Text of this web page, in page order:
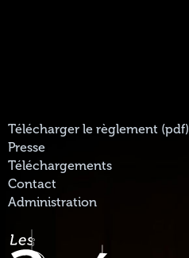
Télécharger le règlement (pdf)
Presse
Téléchargements
Contact
Administration